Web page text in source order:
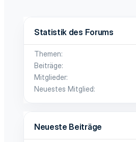
Statistik des Forums
Themen
Beiträge
Mitglieder
Neuestes Mitglied
Neueste Beiträge